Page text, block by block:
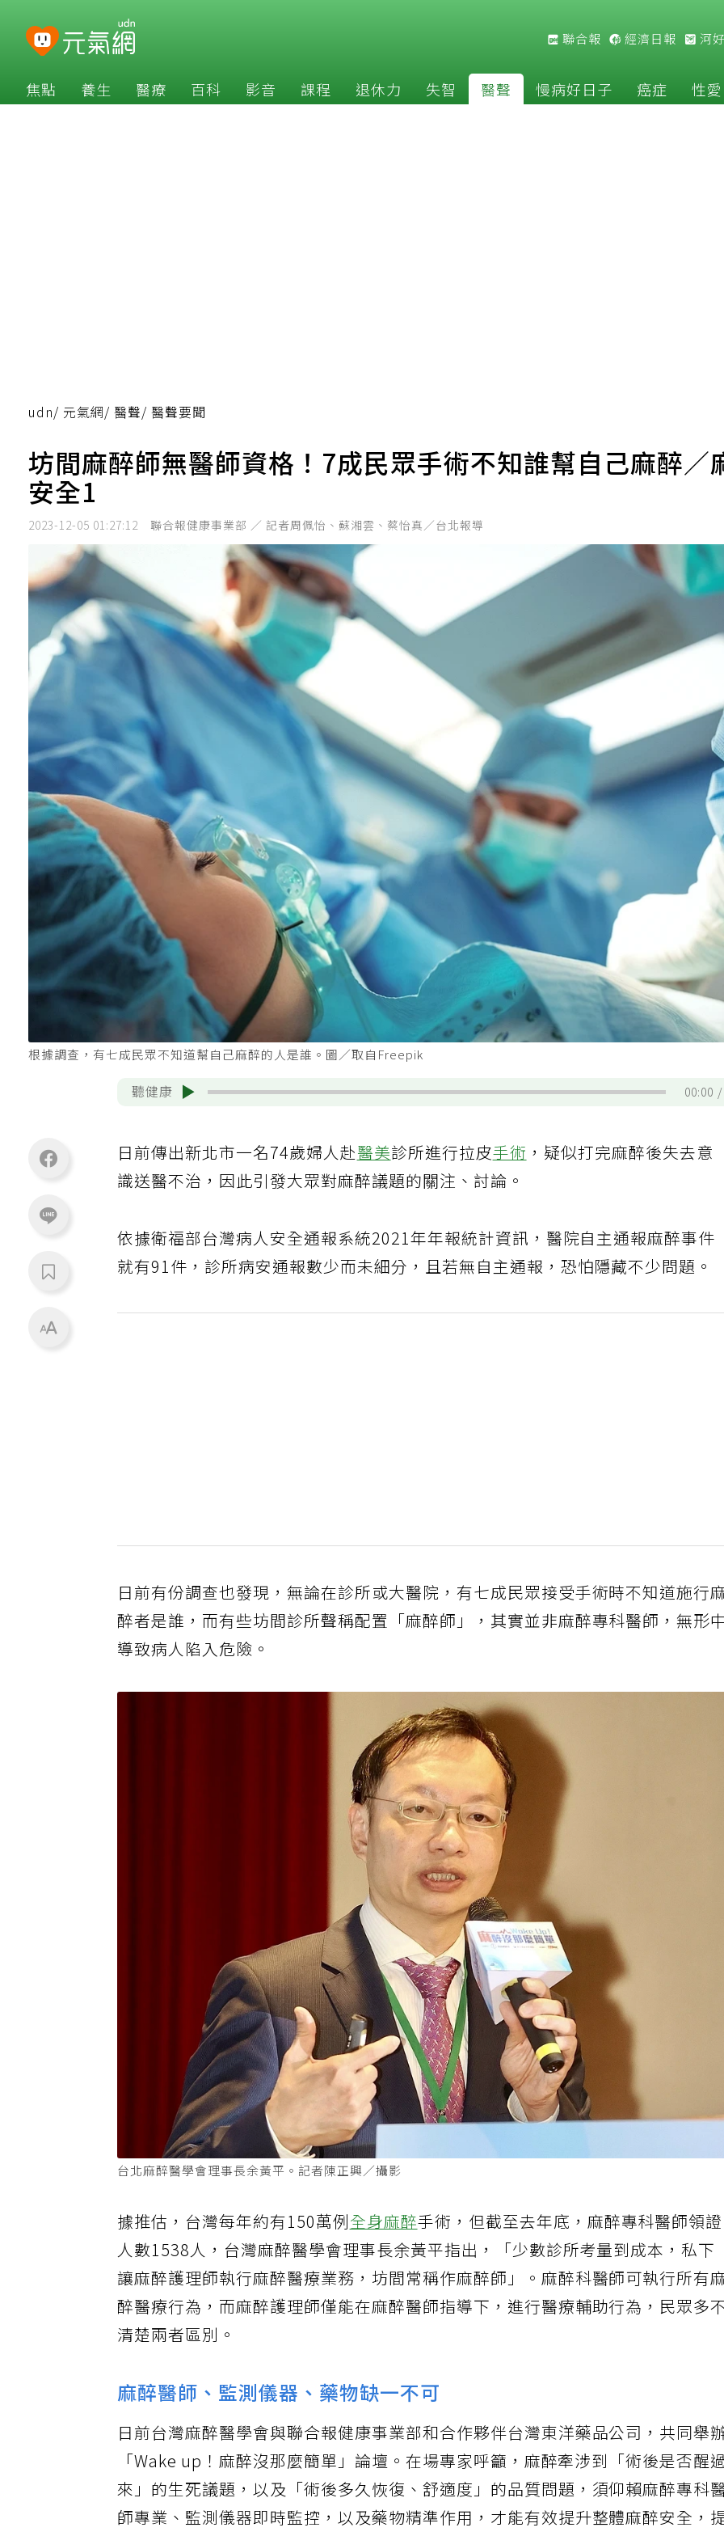
聯合報 經濟日報 河
焦點 養生 醫療 百科 影音 課程 退休力 失智 醫聲 慢病好日子 癌症 性愛
udn/ 元氣網/ 醫聲/ 醫聲要聞
坊間麻醉師無醫師資格！7成民眾手術不知誰幫自己麻醉／
安全1
2023-12-05 01:27:12 聯合報健康事業部 ／ 記者周佩怡、蘇湘雲、蔡怡真／台北報導
根據調查，有七成民眾不知道幫自己麻醉的人是誰。圖／取自Freepik
聽健康 00:00
日前傳出新北市一名74歲婦人赴醫美診所進行拉皮手術 ，疑似打完麻醉後失去意
識送醫不治，因此引發大眾對麻醉議題的關注、討論。
依據衛福部台灣病人安全通報系統2021年年報統計資訊，醫院自主通報麻醉事件
就有91件，診所病安通報數少而未細分，且若無自主通報，恐怕隱藏不少問題。
日前有份調查也發現，無論在診所或大醫院，有七成民眾接受手術時不知道施行
醉者是誰，而有些坊間診所聲稱配置「麻醉師」，其實並非麻醉專科醫師，無形
導致病人陷入危險。
台北麻醉醫學會理事長余黃平。記者陳正興／攝影
據推估，台灣每年約有150萬例全身麻醉手術，但截至去年底，麻醉專科醫師領
人數1538人，台灣麻醉醫學會理事長余黃平指出，「少數診所考量到成本，私下
讓麻醉護理師執行麻醉醫療業務，坊間常稱作麻醉師」。麻醉科醫師可執行所有
醉醫療行為，而麻醉護理師僅能在麻醉醫師指導下，進行醫療輔助行為，民眾多
清楚兩者區別。
麻醉醫師、監測儀器、藥物缺一不可
日前台灣麻醉醫學會與聯合報健康事業部和合作夥伴台灣東洋藥品公司，共同舉
「Wake up！麻醉沒那麼簡單」論壇。在場專家呼籲，麻醉牽涉到「術後是否醒
來」的生死議題，以及「術後多久恢復、舒適度」的品質問題，須仰賴麻醉專科
師專業、監測儀器即時監控，以及藥物精準作用，才能有效提升整體麻醉安全，